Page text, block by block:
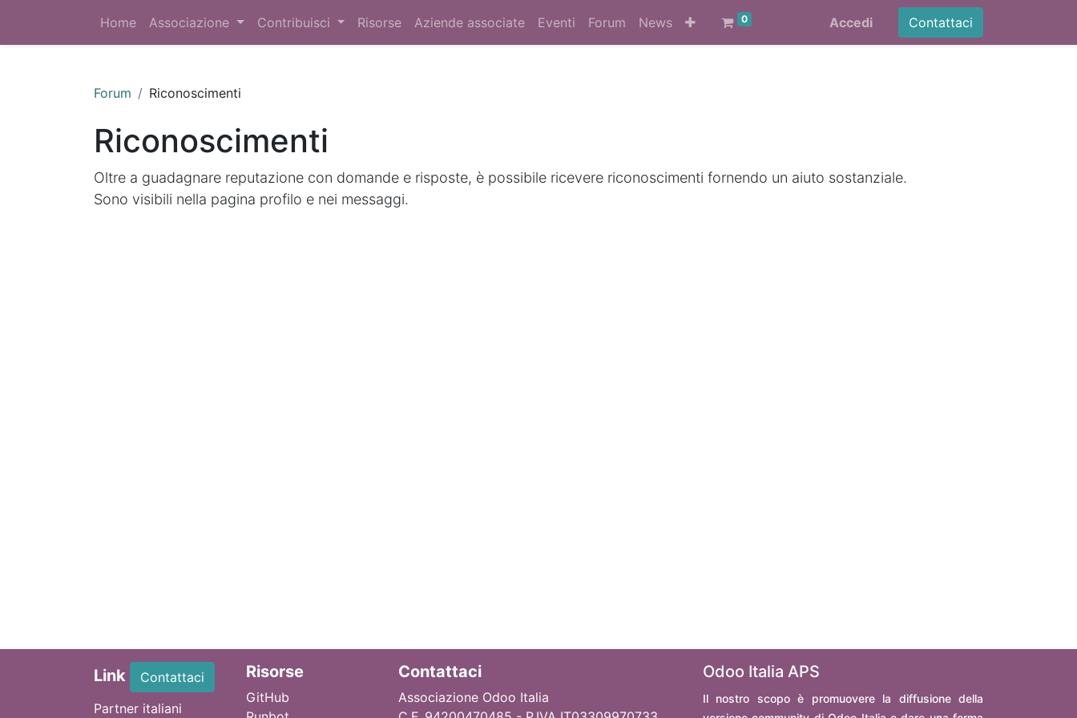
Home Associazione Contribuisci Risorse Aziende associate Eventi Forum News 0 Accedi Contattaci
Forum Riconoscimenti
Riconoscimenti
Oltre a guadagnare reputazione con domande e risposte, è possibile ricevere riconoscimenti fornendo un aiuto sostanziale.
Sono visibili nella pagina profilo e nei messaggi.
Link
Contattaci
Partner italiani
Risorse
GitHub
Contattaci
Associazione Odoo Italia
Odoo Italia APS
Il nostro scopo è promuovere la diffusione della